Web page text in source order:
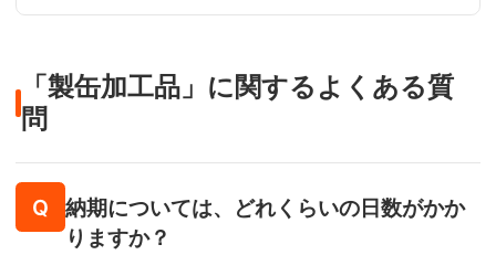
「製缶加工品」に関するよくある質
問
納期については、どれくらいの日数がかか
りますか？